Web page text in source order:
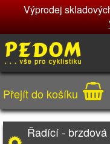
Výprodej
Přejít do košíku
Řadící -